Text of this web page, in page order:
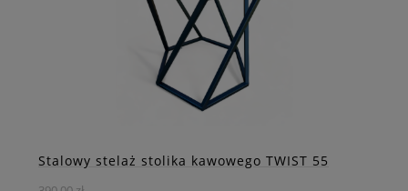
DO KOSZYKA
ZOBACZ WIĘCEJ
Stalowy stelaż stolika kawowego TWIST 55